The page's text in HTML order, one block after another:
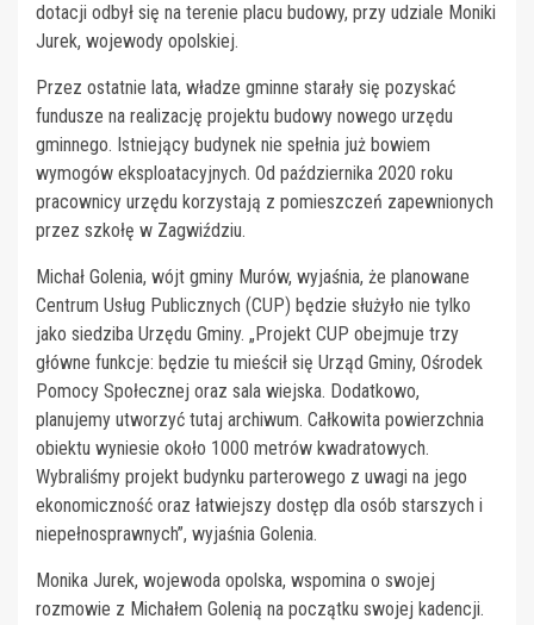
dotacji odbył się na terenie placu budowy, przy udziale Moniki
Jurek, wojewody opolskiej.
Przez ostatnie lata, władze gminne starały się pozyskać
fundusze na realizację projektu budowy nowego urzędu
gminnego. Istniejący budynek nie spełnia już bowiem
wymogów eksploatacyjnych. Od października 2020 roku
pracownicy urzędu korzystają z pomieszczeń zapewnionych
przez szkołę w Zagwiździu.
Michał Golenia, wójt gminy Murów, wyjaśnia, że planowane
Centrum Usług Publicznych (CUP) będzie służyło nie tylko
jako siedziba Urzędu Gminy. „Projekt CUP obejmuje trzy
główne funkcje: będzie tu mieścił się Urząd Gminy, Ośrodek
Pomocy Społecznej oraz sala wiejska. Dodatkowo,
planujemy utworzyć tutaj archiwum. Całkowita powierzchnia
obiektu wyniesie około 1000 metrów kwadratowych.
Wybraliśmy projekt budynku parterowego z uwagi na jego
ekonomiczność oraz łatwiejszy dostęp dla osób starszych i
niepełnosprawnych”, wyjaśnia Golenia.
Monika Jurek, wojewoda opolska, wspomina o swojej
rozmowie z Michałem Golenią na początku swojej kadencji.